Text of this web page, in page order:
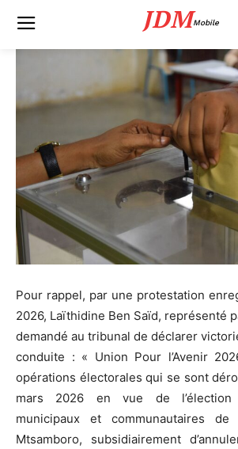
JDMMobile
Pour rappel, par une protestation
2026, Laïthidine Ben Saïd, représenté
demandé au tribunal de déclarer
conduite : « Union Pour l’Avenir
opérations électorales qui se sont
mars 2026 en vue de l’élection
municipaux et communautaires
Mtsamboro, subsidiairement